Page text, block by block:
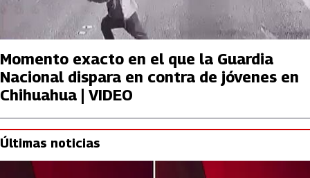
Momento exacto en el que la Guardia
Nacional dispara en contra de jóvenes en
Chihuahua | VIDEO
Últimas noticias